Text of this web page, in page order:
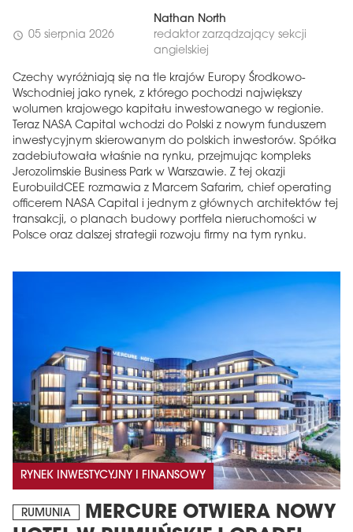
schedule 05 sierpnia 2026
Nathan North
redaktor zarządzający sekcji
angielskiej
Czechy wyróżniają się na tle krajów Europy Środkowo-
Wschodniej jako rynek, z którego pochodzi największy
wolumen krajowego kapitału inwestowanego w regionie.
Teraz NASA Capital wchodzi do Polski z nowym funduszem
inwestycyjnym skierowanym do polskich inwestorów. Spółka
zadebiutowała właśnie na rynku, przejmując kompleks
Jerozolimskie Business Park w Warszawie. Z tej okazji
EurobuildCEE rozmawia z Marcem Safarim, chief operating
officerem NASA Capital i jednym z głównych architektów tej
transakcji, o planach budowy portfela nieruchomości w
Polsce oraz dalszej strategii rozwoju firmy na tym rynku.
RYNEK INWESTYCYJNY I FINANSOWY
RUMUNIA
MERCURE OTWIERA NOWY